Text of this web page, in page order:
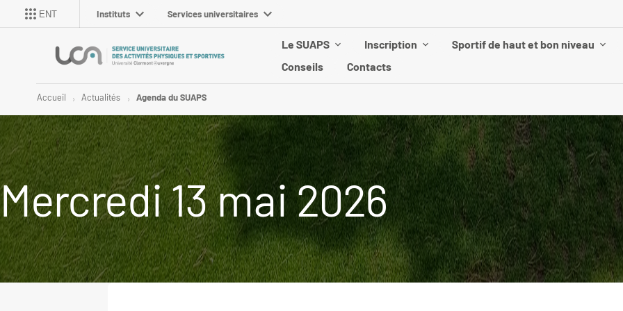
ENT Instituts Services universitaires
Le SUAPS Inscription
Sportif de haut et bon niveau
Conseils
Contacts
Accueil Actualités Agenda du SUAPS
Mercredi 13 mai 2026